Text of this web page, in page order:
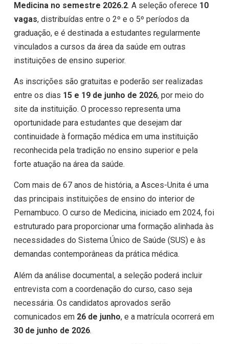
Medicina no semestre 2026.2. A seleção oferece 10
vagas, distribuídas entre o 2º e o 5º períodos da
graduação, e é destinada a estudantes regularmente
vinculados a cursos da área da saúde em outras
instituições de ensino superior.
As inscrições são gratuitas e poderão ser realizadas
entre os dias 15 e 19 de junho de 2026, por meio do
site da instituição. O processo representa uma
oportunidade para estudantes que desejam dar
continuidade à formação médica em uma instituição
reconhecida pela tradição no ensino superior e pela
forte atuação na área da saúde.
Com mais de 67 anos de história, a Asces-Unita é uma
das principais instituições de ensino do interior de
Pernambuco. O curso de Medicina, iniciado em 2024, foi
estruturado para proporcionar uma formação alinhada às
necessidades do Sistema Único de Saúde (SUS) e às
demandas contemporâneas da prática médica.
Além da análise documental, a seleção poderá incluir
entrevista com a coordenação do curso, caso seja
necessária. Os candidatos aprovados serão
comunicados em 26 de junho, e a matrícula ocorrerá em
30 de junho de 2026.